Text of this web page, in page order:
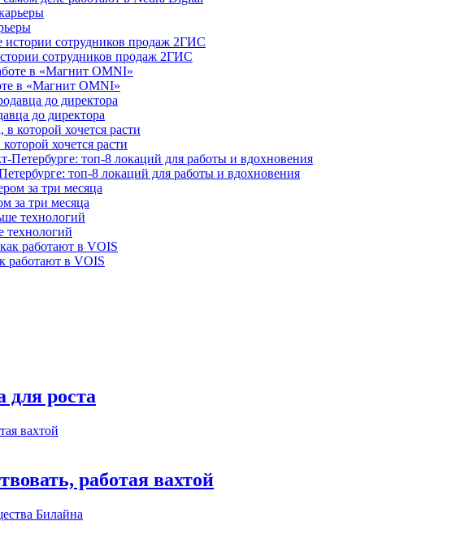
сотрудников продаж 2ГИС
в «Магнит OMNI»
до директора
хочется расти
топ-8 локаций для работы и вдохновения
за три месяца
технологий
работают в VOIS
для роста
работая вахтой